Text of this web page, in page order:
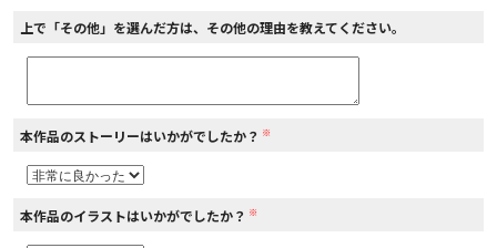
コミックパルフェ
閉じる
上で「その他」を選んだ方は、その他の理由を教えてください。
本作品のストーリーはいかがでしたか？ ※
本作品のイラストはいかがでしたか？ ※